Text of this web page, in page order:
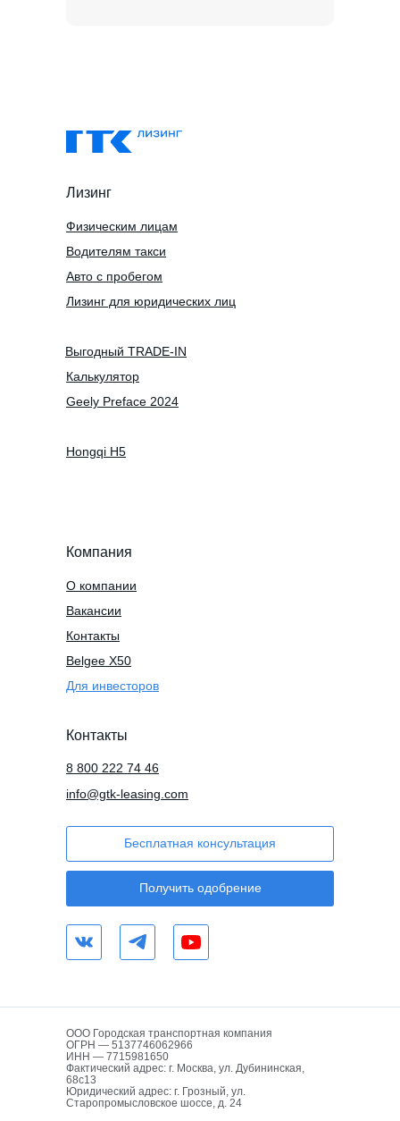
Компания
О компании
Вакансии
Контакты
Для инвесторов
Контакты
info@gtk-leasing.com
Бесплатная консультация
Лизинг
Водителям такси
Физическим лицам
Получить одобрение
Авто с пробегом
Belgee X50
Лизинг для юридических лиц
Калькулятор
Hongqi H5
8 800 222 74 46
Выгодный TRADE-IN
Geely Preface 2024
ООО Городская транспортная компания
ОГРН — 5137746062966
ИНН — 7715981650
Фактический адрес: г. Москва, ул. Дубининская,
68с13
Юридический адрес: г. Грозный, ул.
Старопромысловское шоссе, д. 24